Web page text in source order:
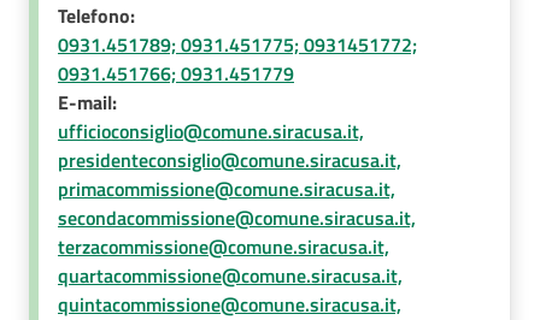
Telefono:
0931.451789; 0931.451775; 0931451772;
0931.451766; 0931.451779
E-mail:
ufficioconsiglio@comune.siracusa.it,
presidenteconsiglio@comune.siracusa.it,
primacommissione@comune.siracusa.it,
secondacommissione@comune.siracusa.it,
terzacommissione@comune.siracusa.it,
quartacommissione@comune.siracusa.it,
quintacommissione@comune.siracusa.it,